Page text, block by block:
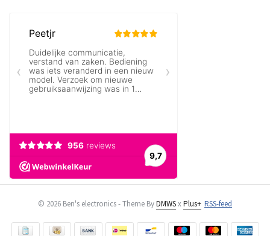
© 2026 Ben's electronics - Theme ByDMWSxPlus+ RSS-feed